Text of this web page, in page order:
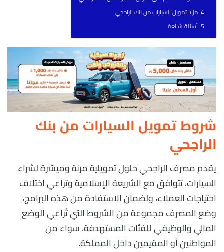
مزايا تمويل السيارات من بنك الراجحي
أسئلة شائعة
شروط تمويل السيارات من بنك
الراجحي
يقدم مصرف الراجحي حلول تمويلية مرنة وميسّرة لشراء
السيارات، تتوافق مع الشريعة الإسلامية وتراعي اختلاف
احتياجات العملاء، ولضمان الاستفادة من هذه البرامج،
وضع المصرف مجموعة من الشروط التي تُراعي الوضع
المالي والوظيفي للفئات المستهدفة، سواء من
المواطنين أو المقيمين داخل المملكة.